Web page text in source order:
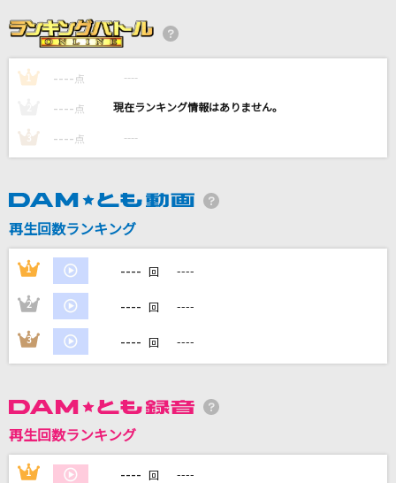
夜に傷ついて
アン・ルイス
breakfast
Mrs. GREEN APPLE
SUPER BEAVER
カラオケ最新情報をチェック！
DAMに会員登録・ログインして
カラオケをもっと楽しもう！
1 ---- 点 ----
---- 点 ----
3 ---- 点 ----
再生回数ランキング
1 ---- 回 ----
2 ---- 回 ----
3 ---- 回 ----
再生回数ランキング
1 ---- 回 ----